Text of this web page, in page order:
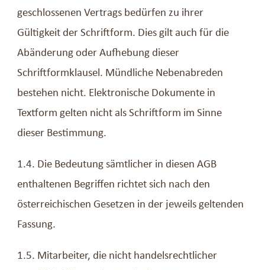
geschlossenen Vertrags bedürfen zu ihrer
Gültigkeit der Schriftform. Dies gilt auch für die
Abänderung oder Aufhebung dieser
Schriftformklausel. Mündliche Nebenabreden
bestehen nicht. Elektronische Dokumente in
Textform gelten nicht als Schriftform im Sinne
dieser Bestimmung.
1.4. Die Bedeutung sämtlicher in diesen AGB
enthaltenen Begriffen richtet sich nach den
österreichischen Gesetzen in der jeweils geltenden
Fassung.
1.5. Mitarbeiter, die nicht handelsrechtlicher